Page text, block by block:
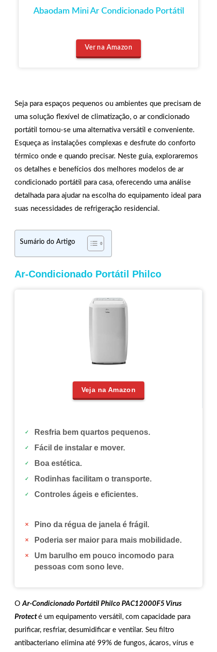
Abaodam Mini Ar Condicionado Portátil
Ver na Amazon
Seja para espaços pequenos ou ambientes que precisam de
uma solução flexível de climatização, o ar condicionado
portátil tornou-se uma alternativa versátil e conveniente.
Esqueça as instalações complexas e desfrute do conforto
térmico onde e quando precisar. Neste guia, exploraremos
os detalhes e benefícios dos melhores modelos de ar
condicionado portátil para casa, oferecendo uma análise
detalhada para ajudar na escolha do equipamento ideal para
suas necessidades de refrigeração residencial.
Sumário do Artigo
Ar-Condicionado Portátil Philco
Veja na Amazon
Resfria bem quartos pequenos.
Fácil de instalar e mover.
Boa estética.
Rodinhas facilitam o transporte.
Controles ágeis e eficientes.
Pino da régua de janela é frágil.
Poderia ser maior para mais mobilidade.
Um barulho em pouco incomodo para
pessoas com sono leve.
OAr-Condicionado Portátil Philco PAC12000F5 Virus
Protecté um equipamento versátil, com capacidade para
purificar, resfriar, desumidificar e ventilar. Seu filtro
antibacteriano elimina até 99% de fungos, ácaros, vírus e